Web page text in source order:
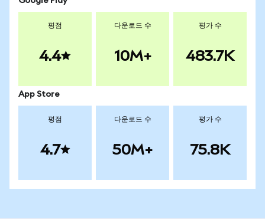
평점
4.4
다운로드 수
10M+
평가 수
483.7K
App Store
평점
4.7
다운로드 수
50M+
평가 수
75.8K